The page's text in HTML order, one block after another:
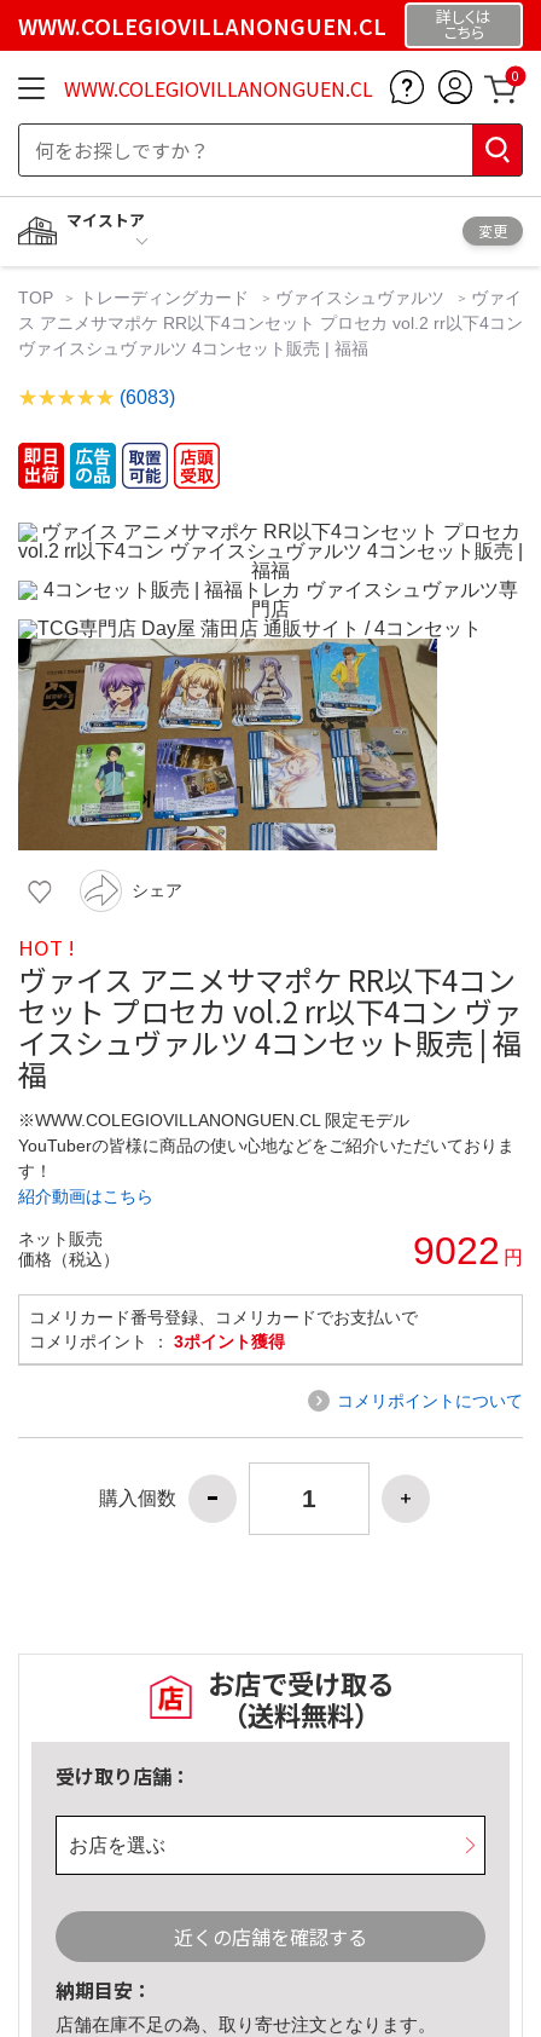
WWW.COLEGIOVILLANONGUEN.CL 詳しくは
こちら
WWW.COLEGIOVILLANONGUEN.CL 0
マイストア
変更
TOP トレーディングカード ヴァイスシュヴァルツ
ヴァイ
ス アニメサマポケ RR以下4コンセット プロセカ vol.2 rr以下4コン
ヴァイスシュヴァルツ 4コンセット販売 | 福福
(6083)
シェア
HOT !
ヴァイス アニメサマポケ RR以下4コン
セット プロセカ vol.2 rr以下4コン ヴァ
イスシュヴァルツ 4コンセット販売 | 福
福
※WWW.COLEGIOVILLANONGUEN.CL 限定モデル
YouTuberの皆様に商品の使い心地などをご紹介いただいておりま
す！
紹介動画はこちら
ネット販売
価格（税込）
9022 円
コメリカード番号登録、コメリカードでお支払いで
コメリポイント ： 3ポイント獲得
コメリポイントについて
購入個数
お店で受け取る
（送料無料）
受け取り店舗：
お店を選ぶ
近くの店舗を確認する
納期目安：
店舗在庫不足の為、取り寄せ注文となります。